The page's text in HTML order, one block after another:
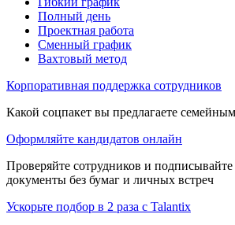
Полный день
Проектная работа
Сменный график
Вахтовый метод
Корпоративная поддержка сотрудников
Какой соцпакет вы предлагаете
Оформляйте кандидатов онлайн
Проверяйте сотрудников и
документы без бумаг и личных встреч
Ускорьте подбор в 2 раза с Talantix